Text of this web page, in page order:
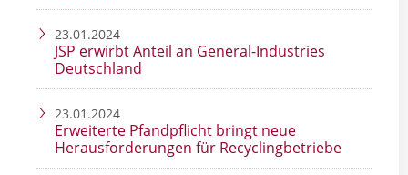
23.01.2024
JSP erwirbt Anteil an General-Industries
Deutschland
23.01.2024
Erweiterte Pfandpflicht bringt neue
Herausforderungen für Recyclingbetriebe